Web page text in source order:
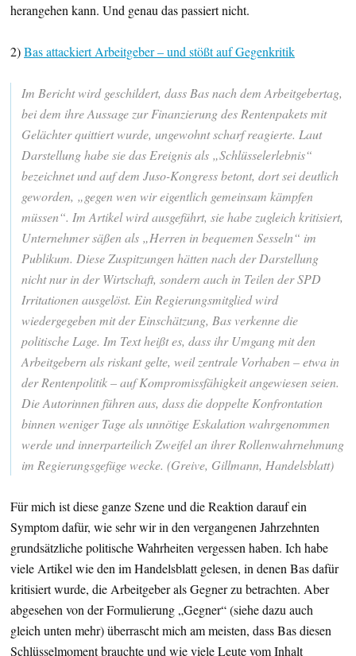
herangehen kann. Und genau das passiert nicht.
2)Bas attackiert Arbeitgeber – und stößt auf Gegenkritik
Im Bericht wird geschildert, dass Bas nach dem Arbeitgebertag,
bei dem ihre Aussage zur Finanzierung des Rentenpakets mit
Gelächter quittiert wurde, ungewohnt scharf reagierte. Laut
Darstellung habe sie das Ereignis als „Schlüsselerlebnis“
bezeichnet und auf dem Juso-Kongress betont, dort sei deutlich
geworden, „gegen wen wir eigentlich gemeinsam kämpfen
müssen“. Im Artikel wird ausgeführt, sie habe zugleich kritisiert,
Unternehmer säßen als „Herren in bequemen Sesseln“ im
Publikum. Diese Zuspitzungen hätten nach der Darstellung
nicht nur in der Wirtschaft, sondern auch in Teilen der SPD
Irritationen ausgelöst. Ein Regierungsmitglied wird
wiedergegeben mit der Einschätzung, Bas verkenne die
politische Lage. Im Text heißt es, dass ihr Umgang mit den
Arbeitgebern als riskant gelte, weil zentrale Vorhaben – etwa in
der Rentenpolitik – auf Kompromissfähigkeit angewiesen seien.
Die Autorinnen führen aus, dass die doppelte Konfrontation
binnen weniger Tage als unnötige Eskalation wahrgenommen
werde und innerparteilich Zweifel an ihrer Rollenwahrnehmung
im Regierungsgefüge wecke. (Greive, Gillmann, Handelsblatt)
Für mich ist diese ganze Szene und die Reaktion darauf ein
Symptom dafür, wie sehr wir in den vergangenen Jahrzehnten
grundsätzliche politische Wahrheiten vergessen haben. Ich habe
viele Artikel wie den im Handelsblatt gelesen, in denen Bas dafür
kritisiert wurde, die Arbeitgeber als Gegner zu betrachten. Aber
abgesehen von der Formulierung „Gegner“ (siehe dazu auch
gleich unten mehr) überrascht mich am meisten, dass Bas diesen
Schlüsselmoment brauchte und wie viele Leute vom Inhalt